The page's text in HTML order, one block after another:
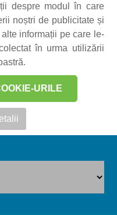
despre modul în care
noștri de publicitate și
informații pe care le-
în urma utilizării
URILE
atenție
doriți să